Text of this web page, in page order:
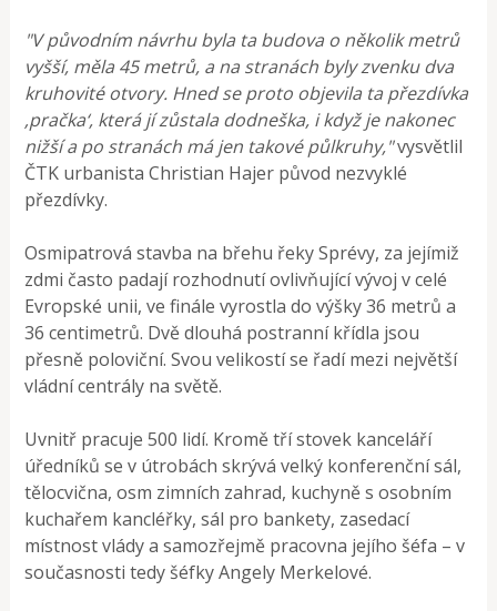
"V původním návrhu byla ta budova o několik metrů
vyšší, měla 45 metrů, a na stranách byly zvenku dva
kruhovité otvory. Hned se proto objevila ta přezdívka
‚pračka‘, která jí zůstala dodneška, i když je nakonec
nižší a po stranách má jen takové půlkruhy,"vysvětlil
ČTK urbanista Christian Hajer původ nezvyklé
přezdívky.
Osmipatrová stavba na břehu řeky Sprévy, za jejímiž
zdmi často padají rozhodnutí ovlivňující vývoj v celé
Evropské unii, ve finále vyrostla do výšky 36 metrů a
36 centimetrů. Dvě dlouhá postranní křídla jsou
přesně poloviční. Svou velikostí se řadí mezi největší
vládní centrály na světě.
Uvnitř pracuje 500 lidí. Kromě tří stovek kanceláří
úředníků se v útrobách skrývá velký konferenční sál,
tělocvična, osm zimních zahrad, kuchyně s osobním
kuchařem kancléřky, sál pro bankety, zasedací
místnost vlády a samozřejmě pracovna jejího šéfa – v
současnosti tedy šéfky Angely Merkelové.